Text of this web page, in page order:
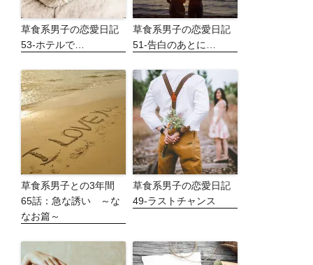
草食系男子の恋愛日記
53-ホテルで…
草食系男子の恋愛日記
51-告白のあとに…
草食系男子との3年間
65話：急な誘い ～な
なお篇～
草食系男子の恋愛日記
49-ラストチャンス